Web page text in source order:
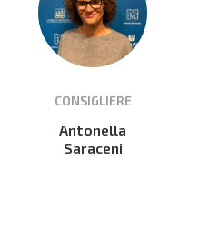
CONSIGLIERE
Antonella
Saraceni